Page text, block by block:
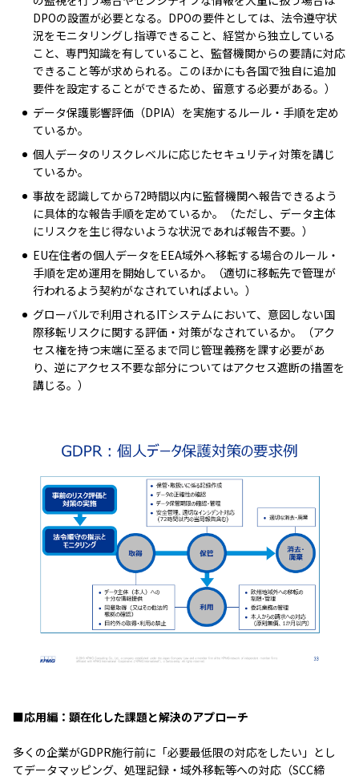
DPOの設置が必要となる。DPOの要件としては、法令遵守状
況をモニタリングし指導できること、経営から独立している
こと、専門知識を有していること、監督機関からの要請に対応
できること等が求められる。このほかにも各国で独自に追加
要件を設定することができるため、留意する必要がある。）
データ保護影響評価（DPIA）を実施するルール・手順を定め
ているか。
個人データのリスクレベルに応じたセキュリティ対策を講じ
ているか。
事故を認識してから72時間以内に監督機関へ報告できるよう
に具体的な報告手順を定めているか。（ただし、データ主体
にリスクを生じ得ないような状況であれば報告不要。）
EU在住者の個人データをEEA域外へ移転する場合のルール・
手順を定め運用を開始しているか。（適切に移転先で管理が
行われるよう契約がなされていればよい。）
グローバルで利用されるITシステムにおいて、意図しない国
際移転リスクに関する評価・対策がなされているか。（アク
セス権を持つ末端に至るまで同じ管理義務を課す必要があ
り、逆にアクセス不要な部分についてはアクセス遮断の措置を
講じる。）
■応用編：顕在化した課題と解決のアプローチ
多くの企業がGDPR施行前に「必要最低限の対応をしたい」とし
てデータマッピング、処理記録・域外移転等への対応（SCC締